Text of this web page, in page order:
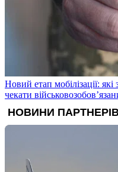
Новий етап мобілізації:
чекати